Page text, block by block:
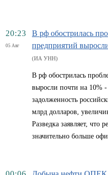
20:23
05 Авг
В рф обострилась
предприятий
(ИА УНН)
В рф обострилась
выросли почти на 10% -
задолженность
млрд долларов,
Разведка заявляет, что
значительно больше